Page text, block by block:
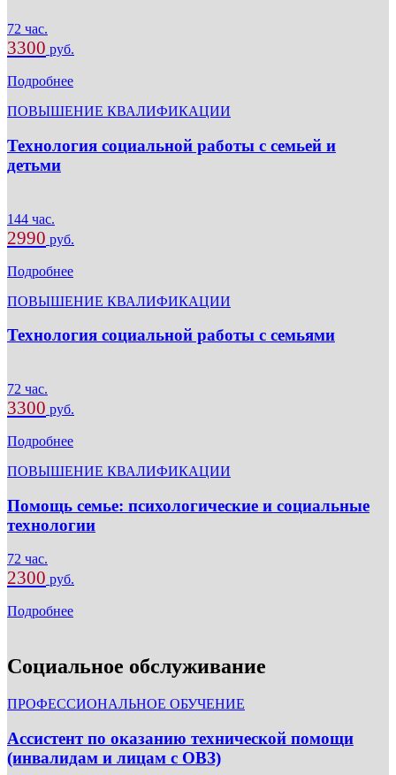
72 час.
3300 руб.
Подробнее
ПОВЫШЕНИЕ КВАЛИФИКАЦИИ
Технология социальной работы с семьей и
детьми
144 час.
2990 руб.
Подробнее
ПОВЫШЕНИЕ КВАЛИФИКАЦИИ
Технология социальной работы с семьями
72 час.
3300 руб.
Подробнее
ПОВЫШЕНИЕ КВАЛИФИКАЦИИ
Помощь семье: психологические и социальные
технологии
72 час.
2300 руб.
Подробнее
Социальное обслуживание
ПРОФЕССИОНАЛЬНОЕ ОБУЧЕНИЕ
Ассистент по оказанию технической помощи
(инвалидам и лицам с ОВЗ)